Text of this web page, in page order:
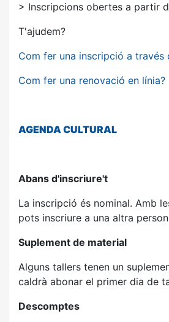
> Inscripcions obertes a partir
T'ajudem?
Com fer una inscripció a través
Com fer una renovació en línia?
AGENDACULTURAL
Abans d'inscriure't
La inscripció és nominal. Amb
pots inscriure a una altra
Suplement de material
Alguns tallers tenen un
caldrà abonar el primer dia de
Descomptes